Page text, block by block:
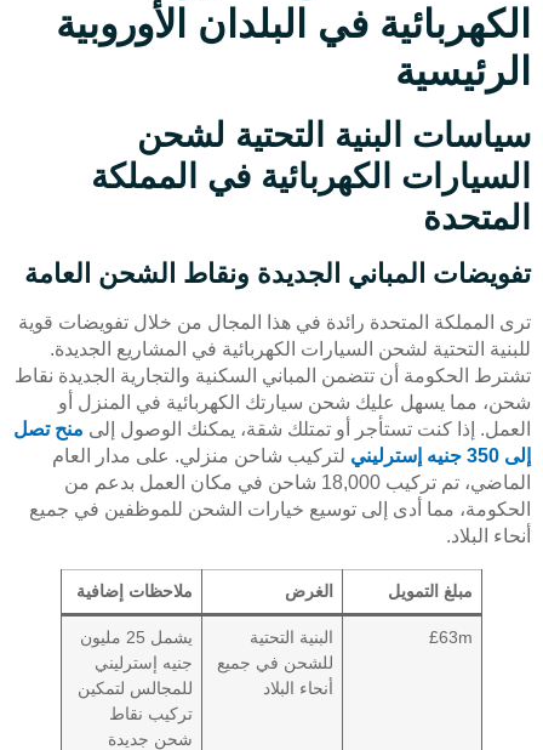
الكهربائية في البلدان الأوروبية
الرئيسية
سياسات البنية التحتية لشحن
السيارات الكهربائية في المملكة
المتحدة
تفويضات المباني الجديدة ونقاط الشحن العامة
ترى المملكة المتحدة رائدة في هذا المجال من خلال تفويضات قوية
للبنية التحتية لشحن السيارات الكهربائية في المشاريع الجديدة.
تشترط الحكومة أن تتضمن المباني السكنية والتجارية الجديدة نقاط
شحن، مما يسهل عليك شحن سيارتك الكهربائية في المنزل أو
العمل. إذا كنت تستأجر أو تمتلك شقة، يمكنك الوصول إلى منح تصل
إلى 350 جنيه إسترليني
لتركيب شاحن منزلي. على مدار العام
الماضي، تم تركيب 18,000 شاحن في مكان العمل بدعم من
الحكومة، مما أدى إلى توسيع خيارات الشحن للموظفين في جميع
أنحاء البلاد.
مبلغ التمويل الغرض ملاحظات إضافية
£63m
البنية التحتية
للشحن في جميع
أنحاء البلاد
يشمل 25 مليون
جنيه إسترليني
للمجالس لتمكين
تركيب نقاط
شحن جديدة